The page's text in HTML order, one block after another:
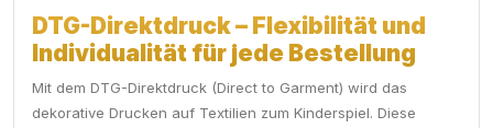
DTG-Direktdruck – Flexibilität und
Individualität für jede Bestellung
Mit dem DTG-Direktdruck (Direct to Garment) wird das
dekorative Drucken auf Textilien zum Kinderspiel. Diese